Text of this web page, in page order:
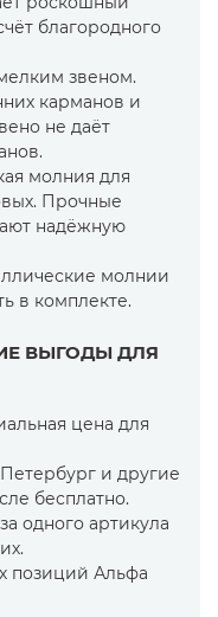
благородного
звеном.
карманов и
не даёт
молния для
Прочные
надёжную
молнии
в комплекте.
ВЫГОДЫ ДЛЯ
цена для
и другие
бесплатно.
одного артикула
позиций Альфа